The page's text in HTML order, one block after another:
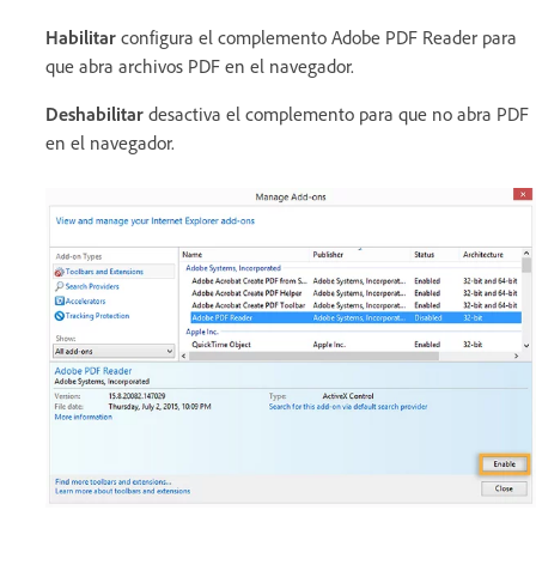
Habilitar configura el complemento Adobe PDF Reader para
que abra archivos PDF en el navegador.
Deshabilitar desactiva el complemento para que no abra PDF
en el navegador.